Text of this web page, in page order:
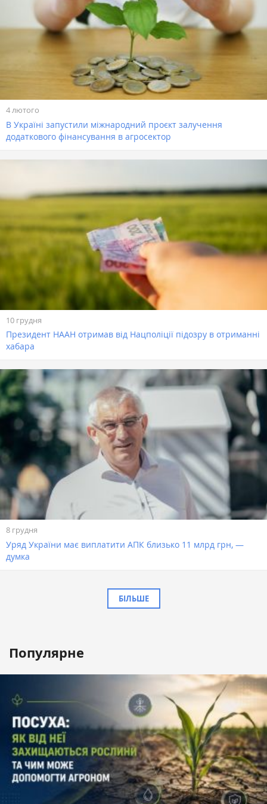
4 лютого
В Україні запустили міжнародний проєкт залучення
додаткового фінансування в агросектор
10 грудня
Президент НААН отримав від Нацполіції підозру в отриманні
хабара
8 грудня
Уряд України має виплатити АПК близько 11 млрд грн, —
думка
БІЛЬШЕ
Популярне